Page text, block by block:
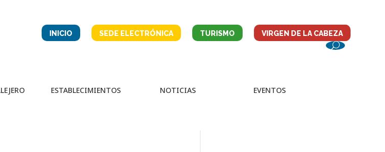
INICIO SEDE ELECTRÓNICA TURISMO VIRGEN DE LA CABEZA
ESTABLECIMIENTOS NOTICIAS EVENTOS